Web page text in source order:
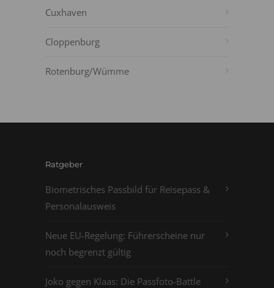
Cuxhaven
Cloppenburg
Rotenburg/Wümme
Ratgeber
Biometrisches Passbild für Reisepass &
Personalausweis
Neue EU-Regelung: Führerscheine nur
noch begrenzt gültig
Joko gegen Klaas: Die Passfoto-Battle